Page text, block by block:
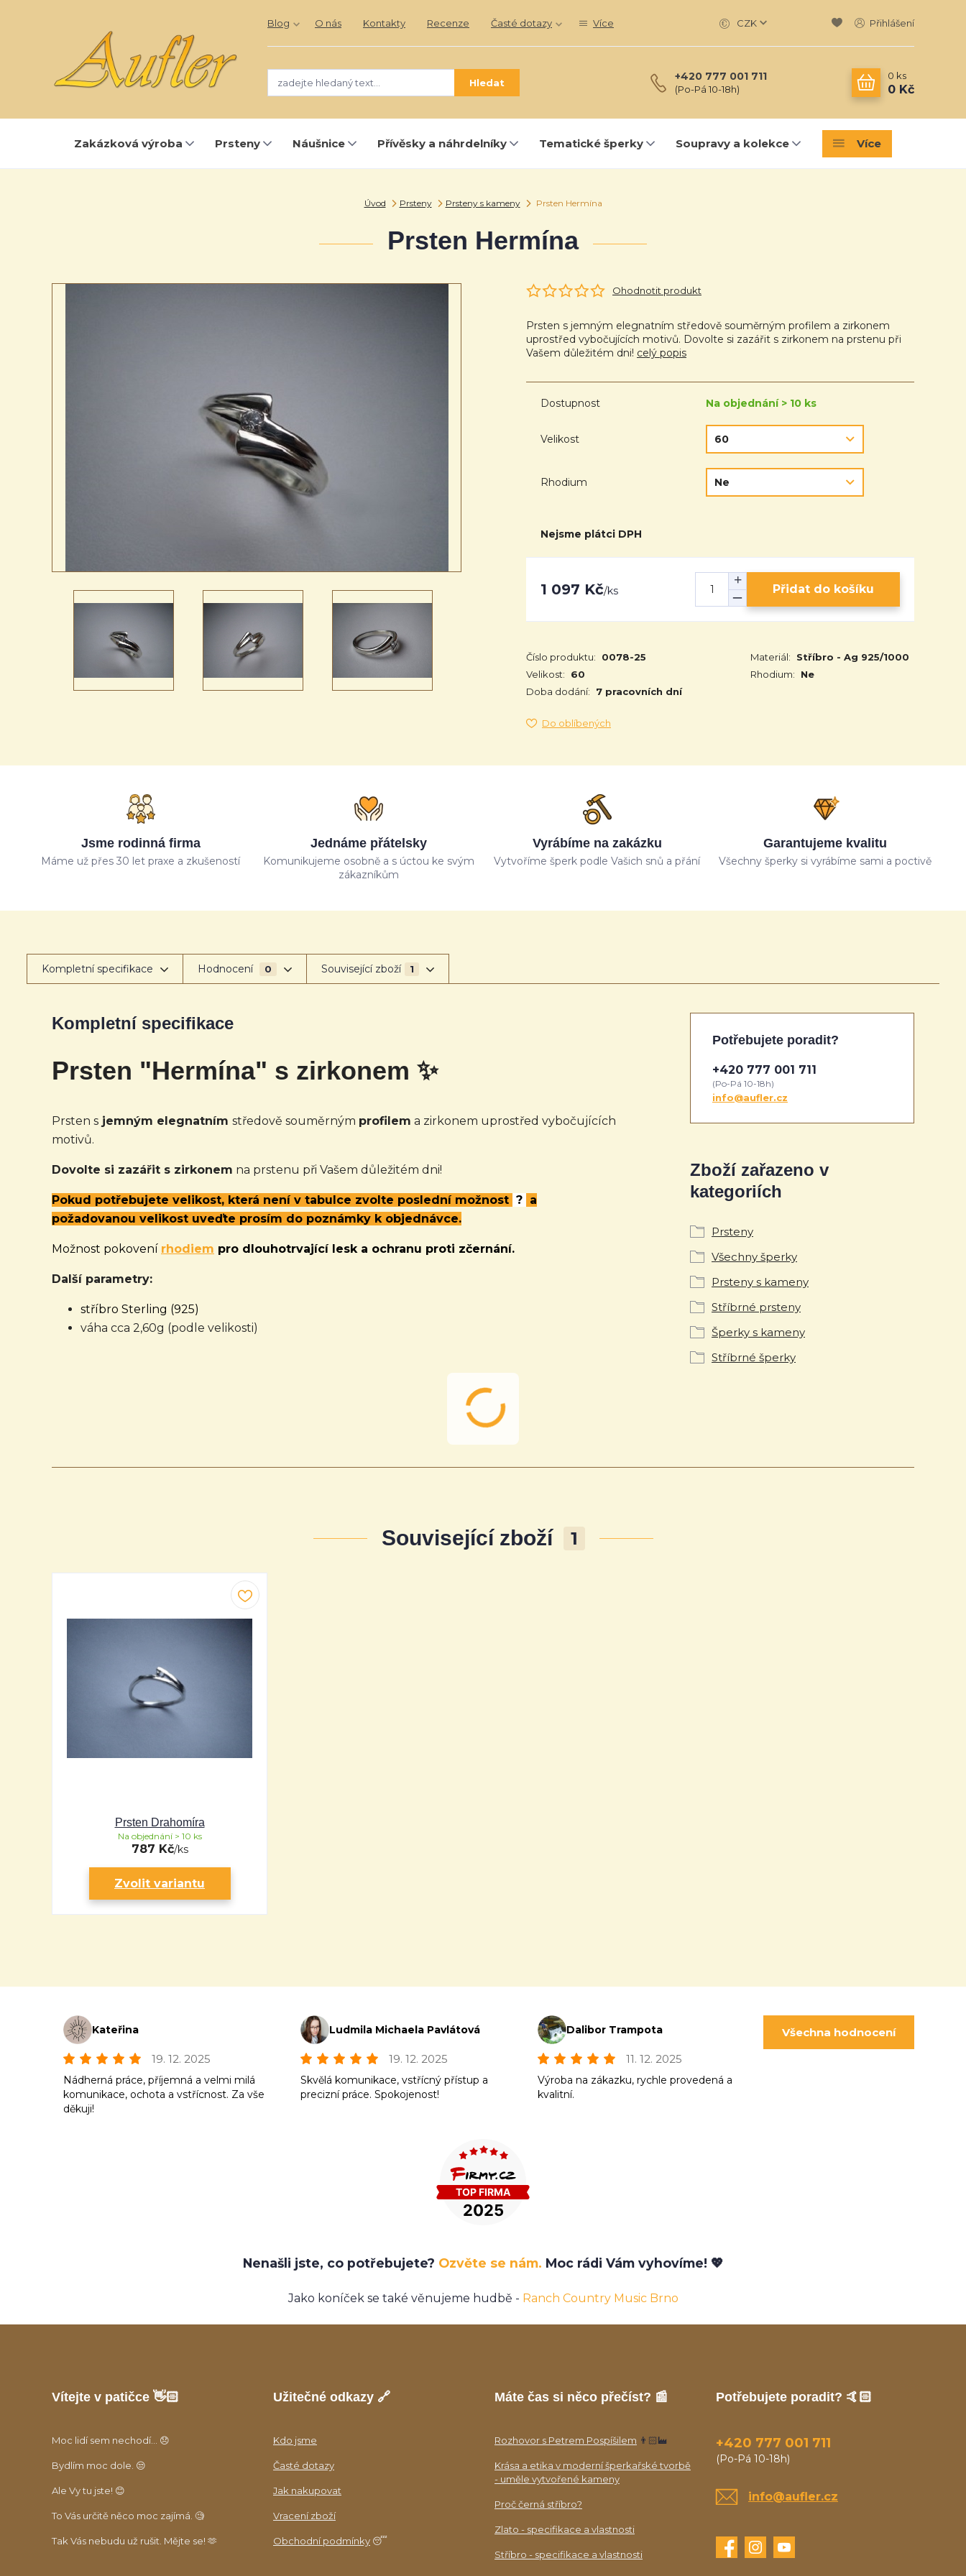
Blog O nás Kontakty Recenze Časté dotazy Více CZK Přihlášení
Hledat +420 777 001 711
(Po-Pá 10-18h)
0 ks
0 Kč
Zakázková výroba Prsteny Náušnice Přívěsky a náhrdelníky Tematické šperky Soupravy a kolekce Více
Úvod Prsteny Prsteny s kameny Prsten Hermína
Prsten Hermína
Ohodnotit produkt
Prsten s jemným elegnatním středově souměrným profilem a zirkonem
uprostřed vybočujících motivů. Dovolte si zazářit s zirkonem na prstenu při
Vašem důležitém dni! celý popis
Dostupnost Na objednání > 10 ks
Velikost
Rhodium
Nejsme plátci DPH
1 097 Kč/ks Přidat do košíku
Číslo produktu: 0078-25 Materiál:
Stříbro - Ag 925/1000
Velikost:
60 Rhodium:
Ne
Doba dodání:
7 pracovních dní
Do oblíbených
Jsme rodinná firma
Máme už přes 30 let praxe a zkušeností
Jednáme přátelsky
Komunikujeme osobně a s úctou ke svým
zákazníkům
Vyrábíme na zakázku
Vytvoříme šperk podle Vašich snů a přání
Garantujeme kvalitu
Všechny šperky si vyrábíme sami a poctivě
Kompletní specifikace Hodnocení 0 Související zboží 1
Kompletní specifikace
Prsten "Hermína" s zirkonem ✨
Prsten s jemným elegnatním středově souměrným profilem a zirkonem uprostřed vybočujících
motivů.
Dovolte si zazářit s zirkonem na prstenu při Vašem důležitém dni!
Pokud potřebujete velikost, která není v tabulce zvolte poslední možnost ? a
požadovanou velikost uveďte prosím do poznámky k objednávce.
Možnost pokovení rhodiem pro dlouhotrvající lesk a ochranu proti zčernání.
Další parametry:
stříbro Sterling (925)
váha cca 2,60g (podle velikosti)
Zboží zařazeno v
kategoriích
Prsteny
Všechny šperky
Prsteny s kameny
Stříbrné prsteny
Šperky s kameny
Stříbrné šperky
Potřebujete poradit?
+420 777 001 711
(Po-Pá 10-18h)
info@aufler.cz
Související zboží 1
Prsten Drahomíra
787 Kč/ks
Na objednání > 10 ks
Zvolit variantu
Kateřina
19. 12. 2025
Nádherná práce, příjemná a velmi milá
komunikace, ochota a vstřícnost. Za vše
děkuji!
Ludmila Michaela Pavlátová
19. 12. 2025
Skvělá komunikace, vstřícný přístup a
precizní práce. Spokojenost!
Dalibor Trampota
11. 12. 2025
Výroba na zákazku, rychle provedená a
kvalitní.
Všechna hodnocení
Nenašli jste, co potřebujete? Ozvěte se nám. Moc rádi Vám vyhovíme! 💖
Jako koníček se také věnujeme hudbě - Ranch Country Music Brno
Vítejte v patičce 👋🏻
Moc lidí sem nechodí... 😞
Bydlím moc dole. 😒
Ale Vy tu jste! 😊
To Vás určitě něco moc zajímá. 🧐
Tak Vás nebudu už rušit. Mějte se! 🫶
Užitečné odkazy 🔗
Kdo jsme
Časté dotazy
Jak nakupovat
Vracení zboží
Obchodní podmínky 😴
Máte čas si něco přečíst? 📰
Rozhovor s Petrem Pospíšilem 👨🏻‍🏭
Krása a etika v moderní šperkařské tvorbě
- uměle vytvořené kameny
Proč černá stříbro?
Zlato - specifikace a vlastnosti
Stříbro - specifikace a vlastnosti
Potřebujete poradit? 🤙🏻
+420 777 001 711
(Po-Pá 10-18h)
info@aufler.cz